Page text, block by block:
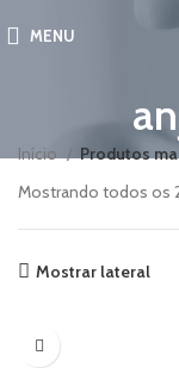
MENU
Início
Produtos
Mostrando todos os
Mostrar lateral